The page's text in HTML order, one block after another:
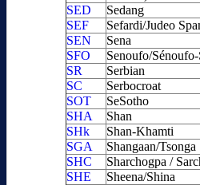
SED
Sedang
SEF
Sefardi/Judeo
SEN
Sena
SFO
Senoufo/Sénoufo-
SR
Serbian
SC
Serbocroat
SOT
SeSotho
SHA
Shan
SHk
Shan-Khamti
SGA
Shangaan/Tsonga
SHC
Sharchogpa /
SHE
Sheena/Shina